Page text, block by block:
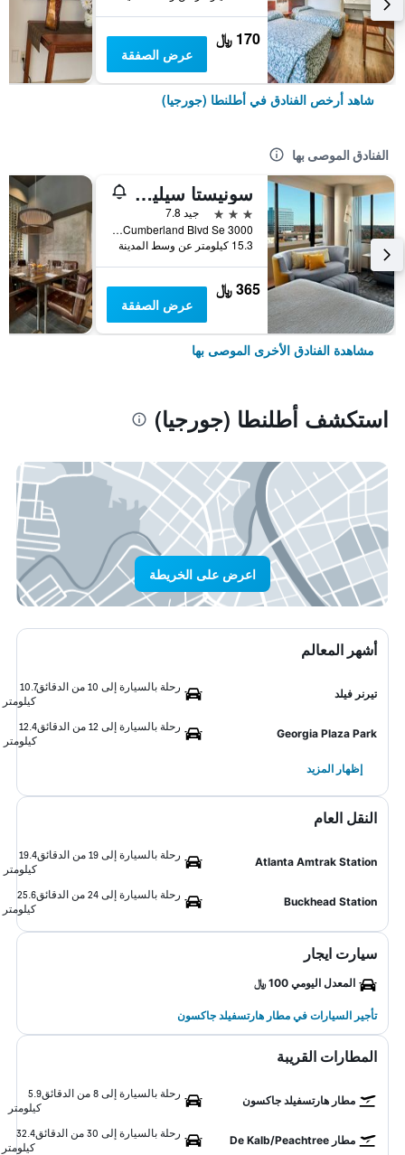
170 ﷼
عرض الصفقة
شاهد أرخص الفنادق في أطلنطا (جورجيا)
الفنادق الموصى بها
سونيستا سيليكت أتلانتا كامبرلاند جاليريا بالبارك
3 نجوم
جيد 7.8
3000 Cumberland Blvd Se, أطلنطا (جورجيا), GA, الولايات المتحدة الأميريكية
15.3 كيلومتر عن وسط المدينة
365 ﷼
عرض الصفقة
مشاهدة الفنادق الأخرى الموصى بها
استكشف أطلنطا (جورجيا)
اعرض على الخريطة
أشهر المعالم
تيرنر فيلد
رحلة بالسيارة إلى 10 من الدقائق
10.7
كيلومتر
Georgia Plaza Park
رحلة بالسيارة إلى 12 من الدقائق
12.4
كيلومتر
إظهار المزيد
النقل العام
Atlanta Amtrak Station
رحلة بالسيارة إلى 19 من الدقائق
19.4
كيلومتر
Buckhead Station
رحلة بالسيارة إلى 24 من الدقائق
25.6
كيلومتر
سيارت ايجار
المعدل اليومي 100 ﷼
تأجير السيارات في مطار هارتسفيلد جاكسون
المطارات القريبة
مطار هارتسفيلد جاكسون
رحلة بالسيارة إلى 8 من الدقائق
5.9
كيلومتر
مطار De Kalb/Peachtree
رحلة بالسيارة إلى 30 من الدقائق
32.4
كيلومتر